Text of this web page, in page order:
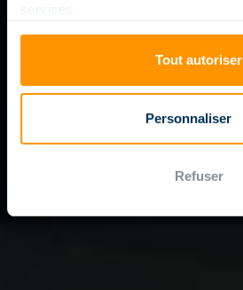
services.
Tout autoriser
Personnaliser
Refuser